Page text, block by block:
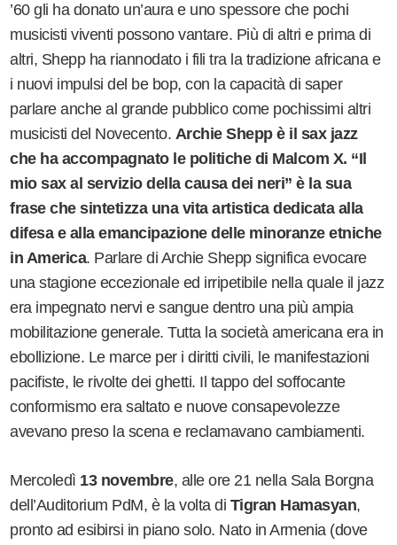
’60 gli ha donato un’aura e uno spessore che pochi
musicisti viventi possono vantare. Più di altri e prima di
altri, Shepp ha riannodato i fili tra la tradizione africana e
i nuovi impulsi del be bop, con la capacità di saper
parlare anche al grande pubblico come pochissimi altri
musicisti del Novecento. Archie Sheppè il sax jazz
che ha accompagnato le politiche di Malcom X. “Il
mio sax al servizio della causa dei neri” è la sua
frase che sintetizza una vita artistica dedicata alla
difesa e alla emancipazione delle minoranze etniche
in America. Parlare di Archie Shepp significa evocare
una stagione eccezionale ed irripetibile nella quale il jazz
era impegnato nervi e sangue dentro una più ampia
mobilitazione generale. Tutta la società americana era in
ebollizione. Le marce per i diritti civili, le manifestazioni
pacifiste, le rivolte dei ghetti. Il tappo del soffocante
conformismo era saltato e nuove consapevolezze
avevano preso la scena e reclamavano cambiamenti.
Mercoledì 13 novembre, alle ore 21 nella Sala Borgna
dell ’Auditorium PdM, è la volta di Tigran Hamasyan,
pronto ad esibirsi in piano solo. Nato in Armenia (dove